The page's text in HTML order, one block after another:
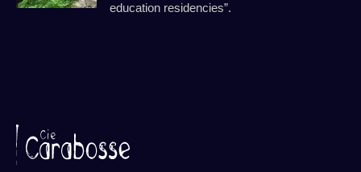
education residencies”.